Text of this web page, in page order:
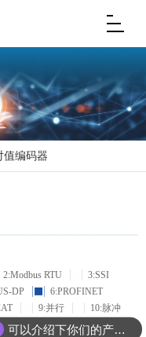
值编码器
2:Modbus RTU
3:SSI
DP
6:PROFINET
9:并行
10:脉冲
可以介绍下你们的产品么？